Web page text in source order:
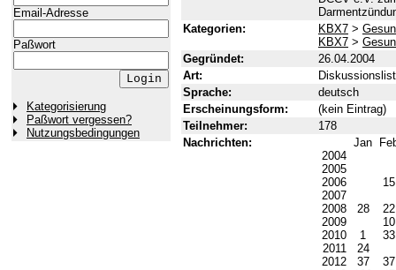
Email-Adresse
Paßwort
Kategorisierung
Paßwort vergessen?
Nutzungsbedingungen
Kategorien:
KBX7 >
KBX7 >
Gegründet:
26.04.2004
Art:
Sprache:
deutsch
Erscheinungsform:
(kein Eintrag)
Teilnehmer:
178
Nachrichten:
Jan
2004
2005
2006
2007
2008
28
2009
2010
1
2011
24
2012
37